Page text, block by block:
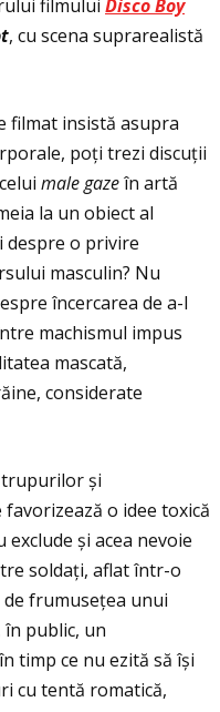
filmului Disco Boy
, cu scena suprarealistă
filmat insistă asupra
poţi trezi discuţii
male gazeîn artă
la un obiect al
despre o privire
masculin? Nu
încercarea de a-l
machismul impus
mascată,
considerate
trupurilor și
o idee toxică
și acea nevoie
soldaţi, aflat într-o
frumuseţea unui
public, un
timp ce nu ezită să își
cu tentă romatică,